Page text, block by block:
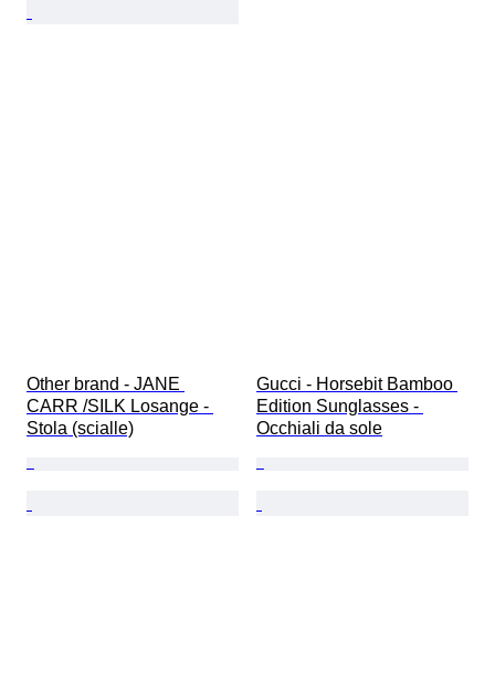
Other brand - JANE
CARR /SILK Losange -
Stola (scialle)
Gucci - Horsebit Bamboo
Edition Sunglasses -
Occhiali da sole